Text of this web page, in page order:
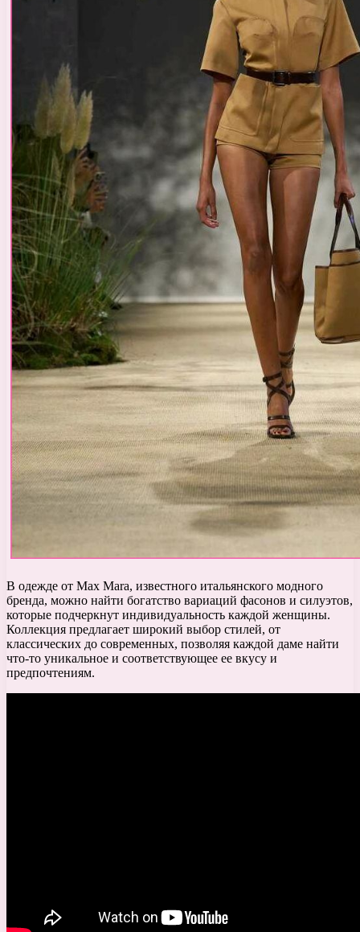
В одежде от Max Mara, известного итальянского модного
бренда, можно найти богатство вариаций фасонов и силуэтов,
которые подчеркнут индивидуальность каждой женщины.
Коллекция предлагает широкий выбор стилей, от
классических до современных, позволяя каждой даме найти
что-то уникальное и соответствующее ее вкусу и
предпочтениям.